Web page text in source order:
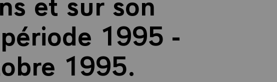
1995 -
1995.